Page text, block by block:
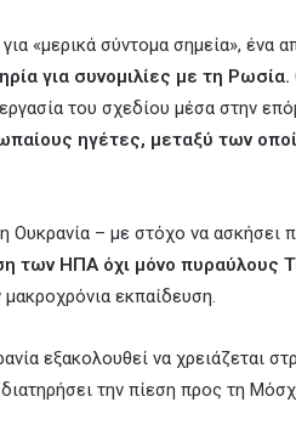
«μερικά σύντομα σημεία», ένα
για συνομιλίες με τη Ρωσία.
του σχεδίου μέσα στην
ηγέτες, μεταξύ των
Ουκρανία – με στόχο να ασκήσει
των ΗΠΑ όχι μόνο πυραύλους
εκπαίδευση.
εξακολουθεί να χρειάζεται
την πίεση προς τη